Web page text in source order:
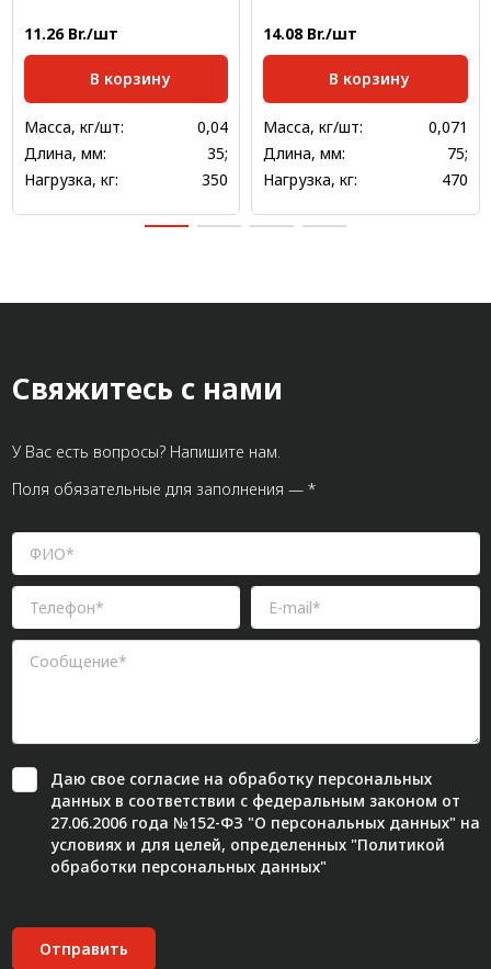
11.26 Br./шт
В корзину
Масса, кг/шт:
0,04
Длина, мм:
35;
Нагрузка, кг:
350
14.08 Br./шт
В корзину
Масса, кг/шт:
0,071
Длина, мм:
75;
Нагрузка, кг:
470
Свяжитесь с нами
У Вас есть вопросы? Напишите нам.
Поля обязательные для заполнения — *
Даю свое согласиена обработку персональных
данных в соответствии с федеральным законом от
27.06.2006 года №152-ФЗ "О персональных данных" на
условиях и для целей, определенных "Политикой
обработки персональных данных"
Отправить